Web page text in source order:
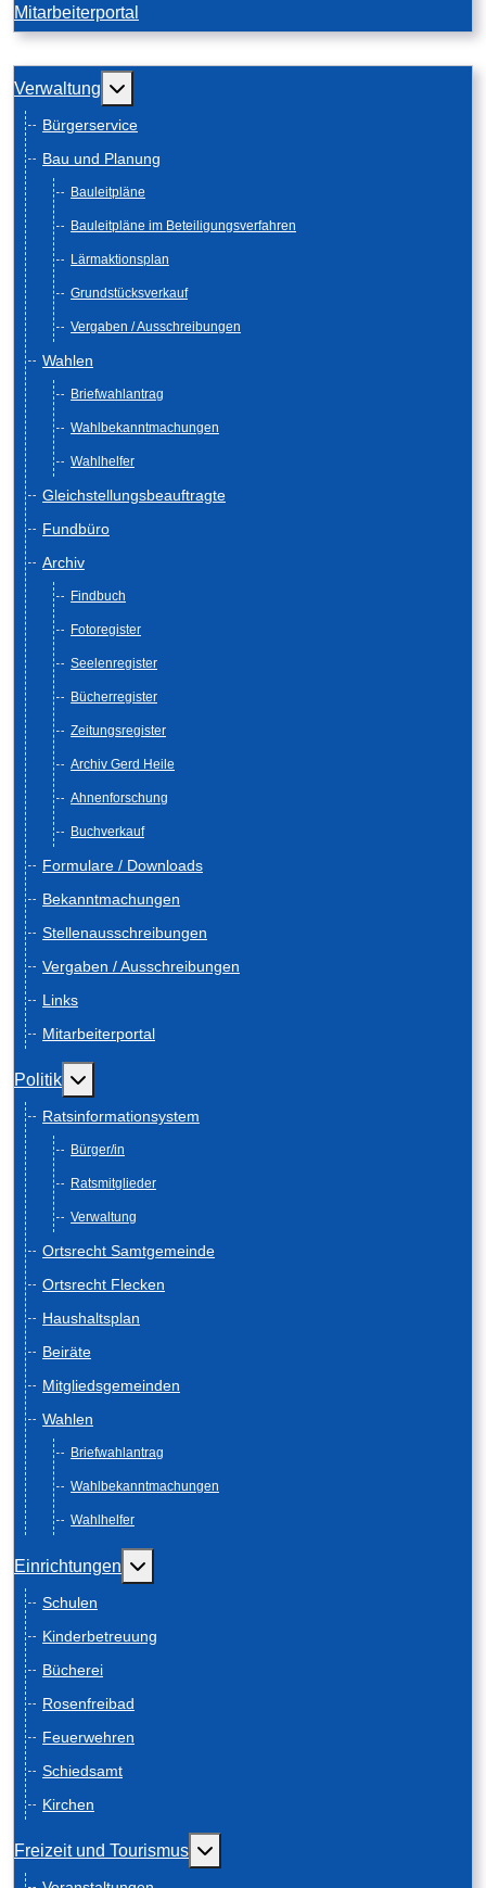
Mitarbeiterportal
Verwaltung Weitere Informationen: Verwaltung
Bürgerservice
Bau und Planung
Bauleitpläne
Bauleitpläne im Beteiligungsverfahren
Lärmaktionsplan
Grundstücksverkauf
Vergaben / Ausschreibungen
Wahlen
Briefwahlantrag
Wahlbekanntmachungen
Wahlhelfer
Gleichstellungsbeauftragte
Fundbüro
Archiv
Findbuch
Fotoregister
Seelenregister
Bücherregister
Zeitungsregister
Archiv Gerd Heile
Ahnenforschung
Buchverkauf
Formulare / Downloads
Bekanntmachungen
Stellenausschreibungen
Vergaben / Ausschreibungen
Links
Mitarbeiterportal
Politik Weitere Informationen: Politik
Ratsinformationsystem
Bürger/in
Ratsmitglieder
Verwaltung
Ortsrecht Samtgemeinde
Ortsrecht Flecken
Haushaltsplan
Beiräte
Mitgliedsgemeinden
Wahlen
Briefwahlantrag
Wahlbekanntmachungen
Wahlhelfer
Einrichtungen Weitere Informationen: Einrichtungen
Schulen
Kinderbetreuung
Bücherei
Rosenfreibad
Feuerwehren
Schiedsamt
Kirchen
Freizeit und Tourismus Weitere Informationen: Freizeit und